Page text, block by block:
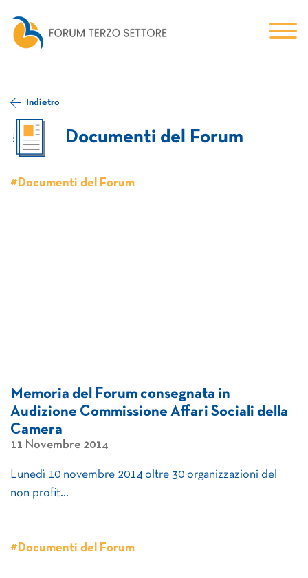
Indietro
Documenti del Forum
#Documenti del Forum
Memoria del Forum consegnata in
Audizione Commissione Affari Sociali della
Camera
11 Novembre 2014
Lunedì 10 novembre 2014 oltre 30 organizzazioni del
non profit…
#Documenti del Forum